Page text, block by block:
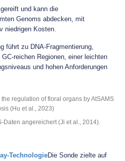
und kann die
Genoms abdecken, mit
niedrigen Kosten.
führt zu DNA-Fragmentierung,
reichen Regionen, einer leichten
und hohen Anforderungen
Daten angereichert (Ji et al., 2014).
TechnologieDie Sonde zielte auf